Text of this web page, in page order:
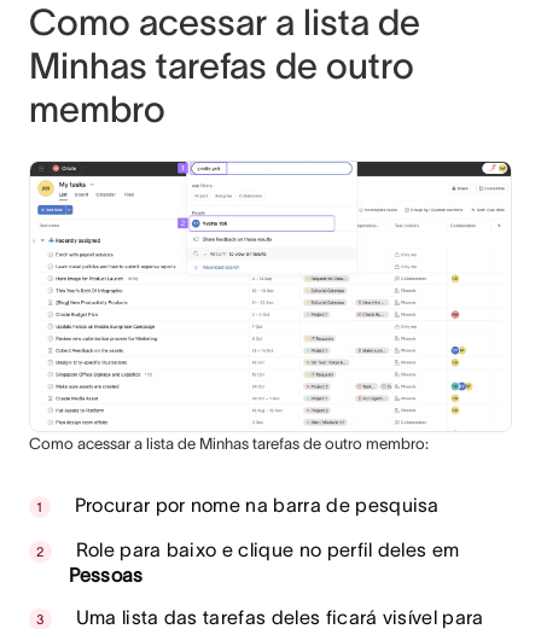
Como acessar a lista de
Minhas tarefas de outro
membro
Como acessar a lista de Minhas tarefas de outro membro:
Procurar por nome na barra de pesquisa
Role para baixo e clique no perfil deles em
Pessoas
Uma lista das tarefas deles ficará visível para